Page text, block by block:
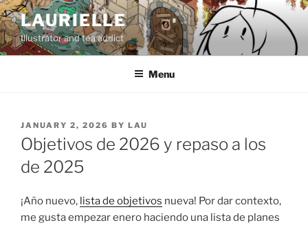
Skip
to
content
LAURIELLE
Illustrator and tea addict
Menu
POSTED
ON
JANUARY 2, 2026 BY LAU
Objetivos de 2026 y repaso a los
de 2025
¡Año nuevo, lista de objetivos nueva! Por dar contexto,
me gusta empezar enero haciendo una lista de planes